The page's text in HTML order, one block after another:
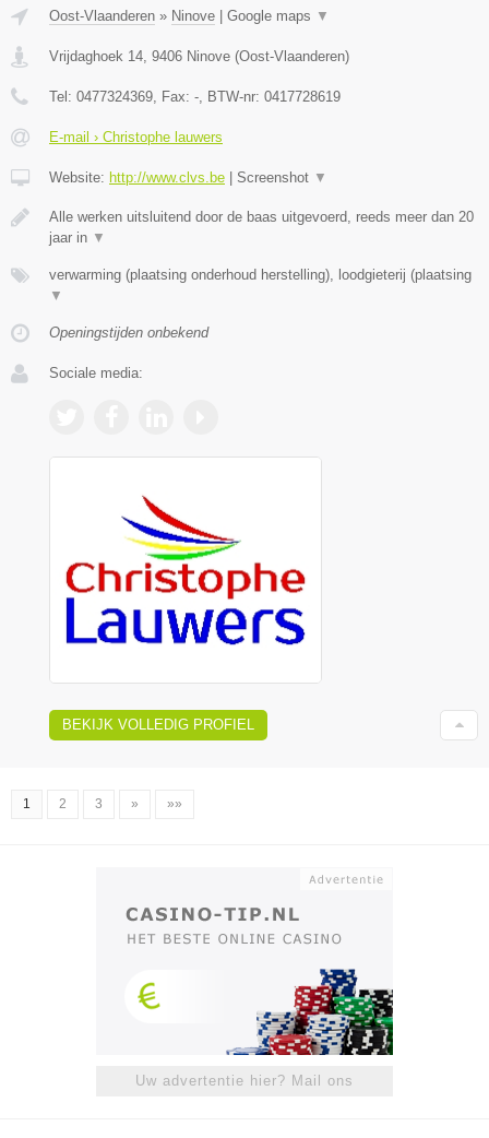
Oost-Vlaanderen » Ninove Google maps ▼
Vrijdaghoek 14, 9406 Ninove (Oost-Vlaanderen)
Tel: 0477324369, Fax: -, BTW-nr: 0417728619
E-mail › Christophe lauwers
Website: http://www.clvs.be Screenshot ▼
Alle werken uitsluitend door de baas uitgevoerd, reeds meer dan 20
jaar in ▼
verwarming (plaatsing onderhoud herstelling), loodgieterij (plaatsing
▼
Openingstijden onbekend
Sociale media:
BEKIJK VOLLEDIG PROFIEL
1 2 3 » »»
Uw advertentie hier? Mail ons